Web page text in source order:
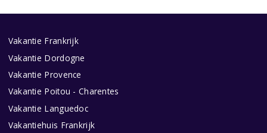
Vakantie Frankrijk
Vakantie Dordogne
Vakantie Provence
Vakantie Poitou - Charentes
Vakantie Languedoc
Vakantiehuis Frankrijk